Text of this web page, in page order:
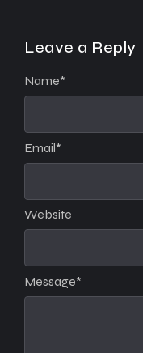
Leave a Reply
Message*
Name*
Email*
Website